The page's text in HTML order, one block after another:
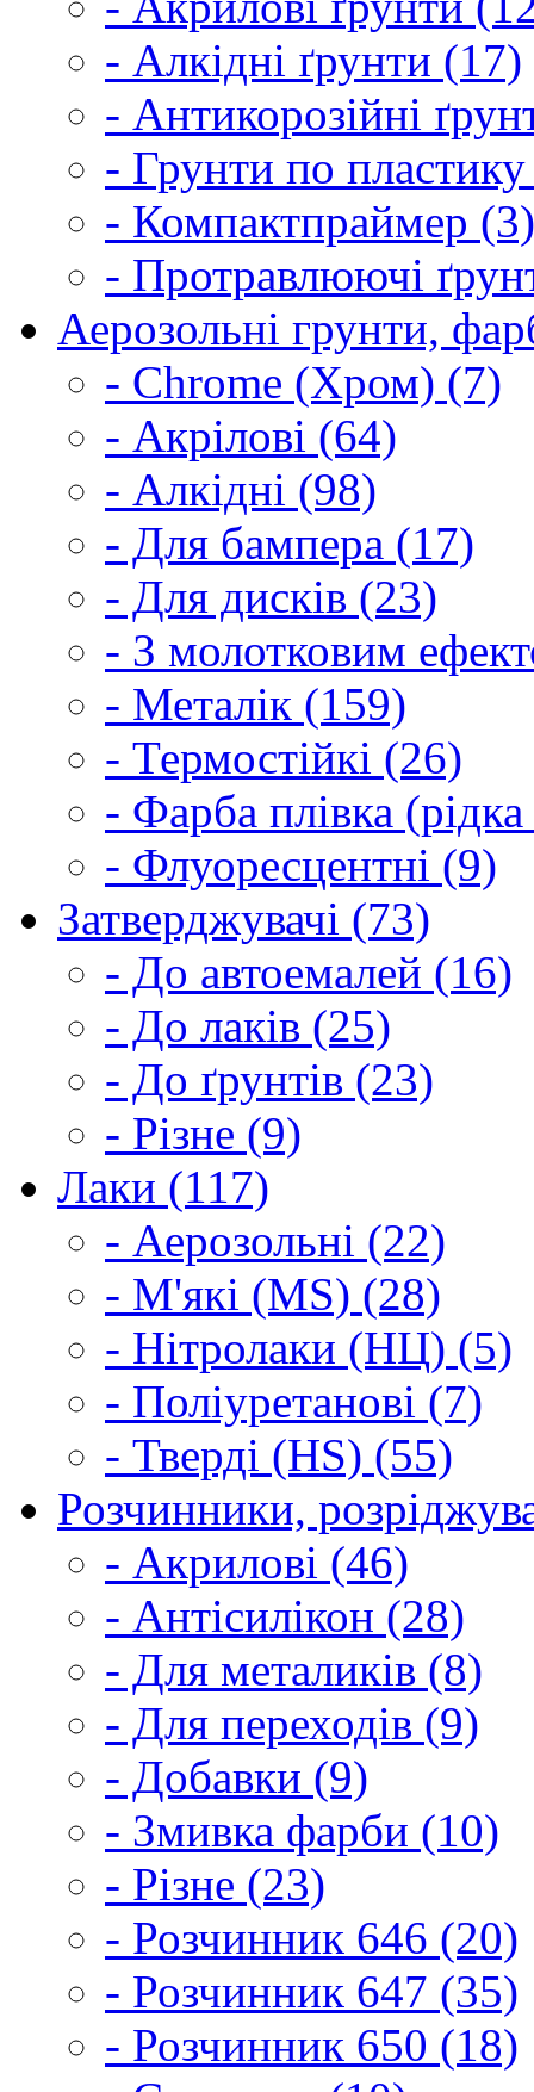
- Алкідні ґрунти (17)
- Антикорозійні
- Грунти по
- Компактпраймер (3)
- Протравлюючі
Аерозольні грунти,
- Chrome (Хром) (7)
- Акрілові (64)
- Алкідні (98)
- Для бампера (17)
- Для дисків (23)
- З молотковим
- Металік (159)
- Термостійкі (26)
- Фарба плівка
- Флуоресцентні (9)
Затверджувачі (73)
- До автоемалей (16)
- До лаків (25)
- До ґрунтів (23)
- Різне (9)
Лаки (117)
- Аерозольні (22)
- М'які (MS) (28)
- Нітролаки (НЦ) (5)
- Поліуретанові (7)
- Тверді (HS) (55)
Розчинники,
- Акрилові (46)
- Антісилікон (28)
- Для металиків (8)
- Для переходів (9)
- Добавки (9)
- Змивка фарби (10)
- Різне (23)
- Розчинник 646 (20)
- Розчинник 647 (35)
- Розчинник 650 (18)